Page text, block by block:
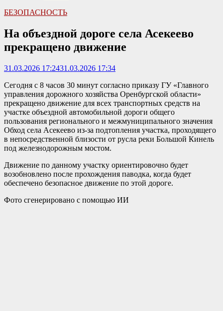
БЕЗОПАСНОСТЬ
На объездной дороге села Асекеево
прекращено движение
31.03.2026 17:2431.03.2026 17:34
Сегодня с 8 часов 30 минут согласно приказу ГУ «Главного
управления дорожного хозяйства Оренбургской области»
прекращено движение для всех транспортных средств на
участке объездной автомобильной дороги общего
пользования регионального и межмуниципального значения
Обход села Асекеево из-за подтопления участка, проходящего
в непосредственной близости от русла реки Большой Кинель
под железнодорожным мостом.
Движение по данному участку ориентировочно будет
возобновлено после прохождения паводка, когда будет
обеспечено безопасное движение по этой дороге.
Фото сгенерировано с помощью ИИ